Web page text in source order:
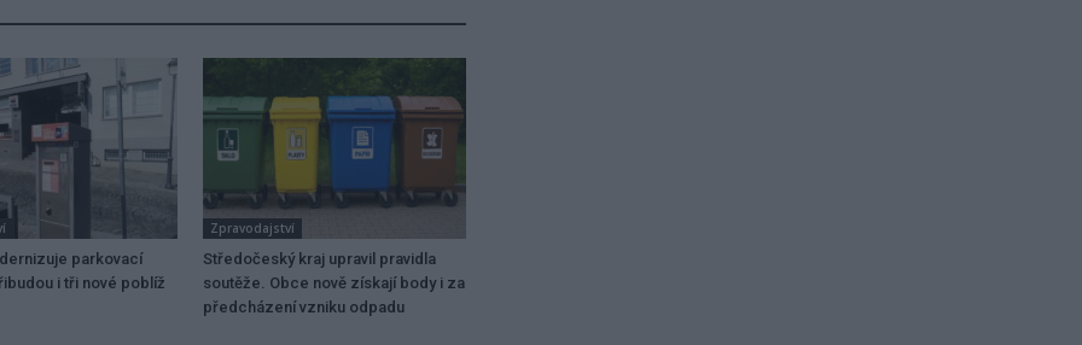
parkovací
i tři nové poblíž
Zpravodajství
Středočeský kraj upravil pravidla
soutěže. Obce nově získají body i za
předcházení vzniku odpadu